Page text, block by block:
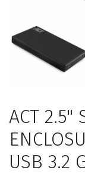
ACT 2.5"
USB 3.2